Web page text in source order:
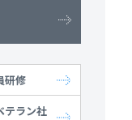
研修
テラン社